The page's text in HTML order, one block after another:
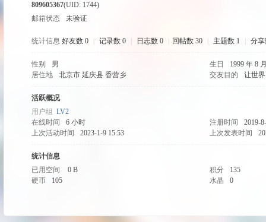
809605367(UID: 1744)
邮箱状态
未验证
统计信息 好友数 0 记录数 0 日志数 0 回帖数 30 主题数 1 分享
性别 男 生日
1999 年 8
居住地
北京市 延庆县 香营乡 交友目的 让世
活跃概况
用户组 LV2
在线时间
6 小时 注册时间
2019-
上次活动时间
2023-1-9 15:53 上次发表时间
统计信息
已用空间
0 B 积分
135
硬币
105 水晶 0